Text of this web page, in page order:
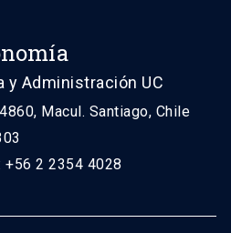
y Administración UC
Macul. Santiago, Chile
2 2354 4028